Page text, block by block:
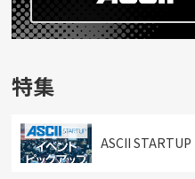
特集
ASCII